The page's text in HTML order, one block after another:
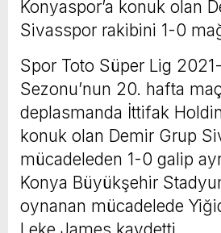
Konyaspor’a konuk olan
Sivasspor rakibini 1-0
Spor Toto Süper Lig
Sezonu’nun 20. hafta
deplasmanda İttifak
konuk olan Demir Grup
mücadeleden 1-0 galip
Konya Büyükşehir
oynanan mücadelede